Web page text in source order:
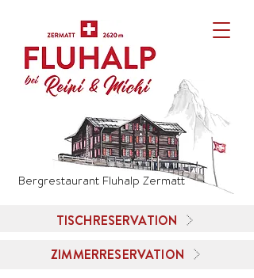
Bergrestaurant Fluhalp Zermatt
TISCHRESERVATION
ZIMMERRESERVATION